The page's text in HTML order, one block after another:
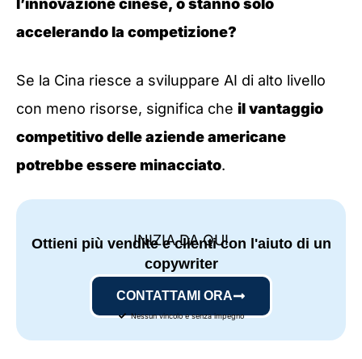
l’innovazione cinese, o stanno solo
accelerando la competizione?
Se la Cina riesce a sviluppare AI di alto livello
con meno risorse, significa che il vantaggio
competitivo delle aziende americane
potrebbe essere minacciato.
INIZIA DA QUI
Ottieni più vendite e clienti con l'aiuto di un
copywriter
CONTATTAMI ORA
Nessun vincolo e senza impegno